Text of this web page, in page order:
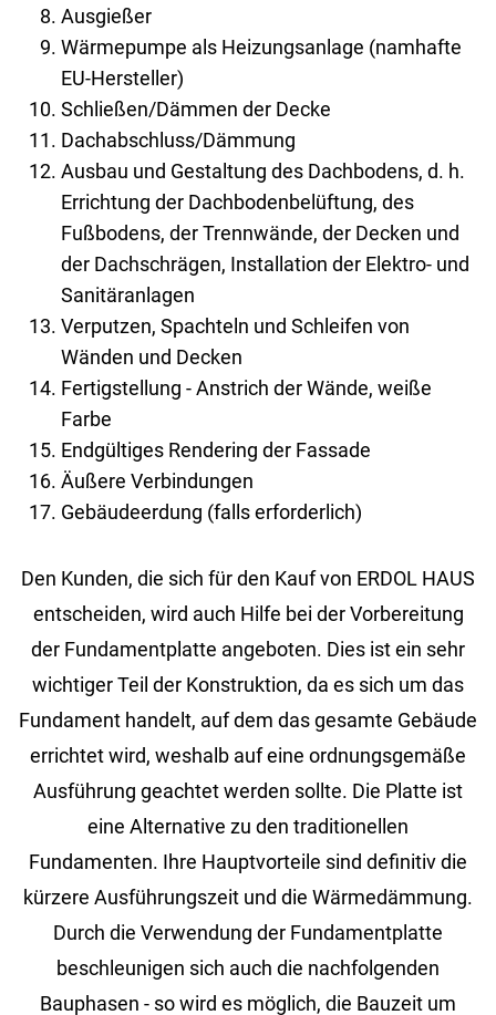
Ausgießer
Wärmepumpe als Heizungsanlage (namhafte
EU-Hersteller)
Schließen/Dämmen der Decke
Dachabschluss/Dämmung
Ausbau und Gestaltung des Dachbodens, d. h.
Errichtung der Dachbodenbelüftung, des
Fußbodens, der Trennwände, der Decken und
der Dachschrägen, Installation der Elektro- und
Sanitäranlagen
Verputzen, Spachteln und Schleifen von
Wänden und Decken
Fertigstellung - Anstrich der Wände, weiße
Farbe
Endgültiges Rendering der Fassade
Äußere Verbindungen
Gebäudeerdung (falls erforderlich)
Den Kunden, die sich für den Kauf von ERDOL HAUS
entscheiden, wird auch Hilfe bei der Vorbereitung
der Fundamentplatte angeboten. Dies ist ein sehr
wichtiger Teil der Konstruktion, da es sich um das
Fundament handelt, auf dem das gesamte Gebäude
errichtet wird, weshalb auf eine ordnungsgemäße
Ausführung geachtet werden sollte. Die Platte ist
eine Alternative zu den traditionellen
Fundamenten. Ihre Hauptvorteile sind definitiv die
kürzere Ausführungszeit und die Wärmedämmung.
Durch die Verwendung der Fundamentplatte
beschleunigen sich auch die nachfolgenden
Bauphasen - so wird es möglich, die Bauzeit um